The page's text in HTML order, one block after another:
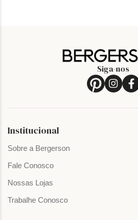
Siga-nos
Institucional
Sobre a Bergerson
Fale Conosco
Nossas Lojas
Trabalhe Conosco